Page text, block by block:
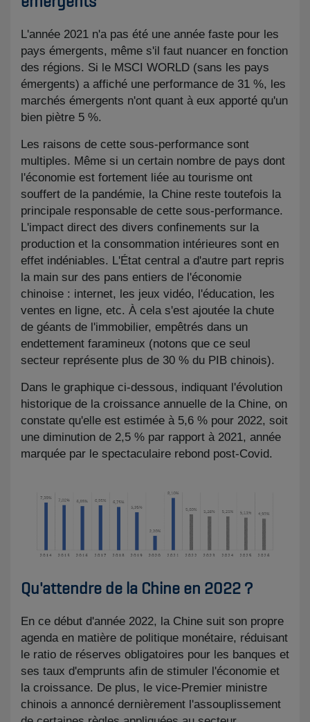
L'année 2021 n'a pas été une année faste pour les
pays émergents, même s'il faut nuancer en fonction
des régions. Si le MSCI WORLD (sans les pays
émergents) a affiché une performance de 31 %, les
marchés émergents n'ont quant à eux apporté qu'un
bien piètre 5 %.
Les raisons de cette sous-performance sont
multiples. Même si un certain nombre de pays dont
l'économie est fortement liée au tourisme ont
souffert de la pandémie, la Chine reste toutefois la
principale responsable de cette sous-performance.
L'impact direct des divers confinements sur la
production et la consommation intérieures sont en
effet indéniables. L'État central a d'autre part repris
la main sur des pans entiers de l'économie
chinoise : internet, les jeux vidéo, l'éducation, les
ventes en ligne, etc. À cela s'est ajoutée la chute
de géants de l'immobilier, empêtrés dans un
endettement faramineux (notons que ce seul
secteur représente plus de 30 % du PIB chinois).
Dans le graphique ci-dessous, indiquant l'évolution
historique de la croissance annuelle de la Chine, on
constate qu'elle est estimée à 5,6 % pour 2022, soit
une diminution de 2,5 % par rapport à 2021, année
marquée par le spectaculaire rebond post-Covid.
​Qu'attendre de la Chine en 2022 ?​
En ce début d'année 2022, la Chine suit son propre
agenda en matière de politique monétaire, réduisant
le ratio de réserves obligatoires pour les banques et
ses taux d'emprunts afin de stimuler l'économie et
la croissance. De plus, le vice-Premier ministre
chinois a annoncé dernièrement l'assouplissement